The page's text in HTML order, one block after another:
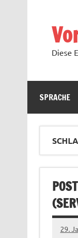
Diese
SPRACHE
(
29.